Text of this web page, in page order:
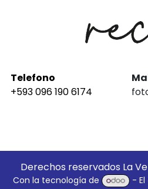
Telefono
+593 096 190 6174
Derechos reservados La
Con la tecnología de -